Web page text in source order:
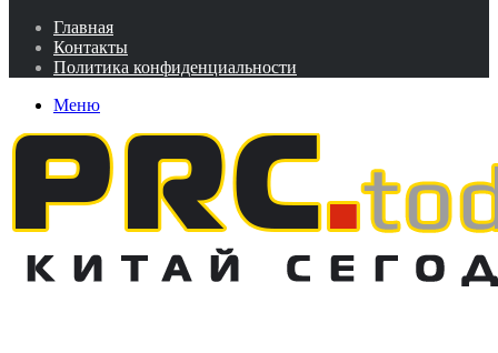
Главная
Контакты
Политика конфиденциальности
Меню